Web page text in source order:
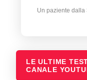
Un paziente dalla
LE ULTIME
CANALE